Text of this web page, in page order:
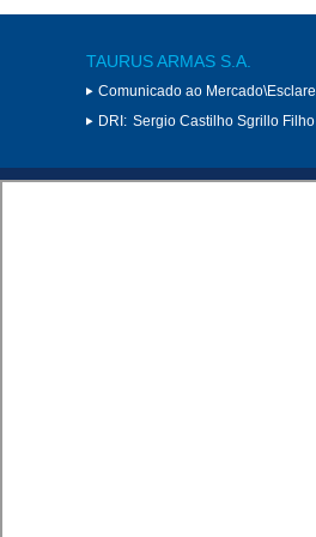
TAURUS ARMAS S.A.
Comunicado ao
DRI: Sergio Castilho Sgrillo Filho